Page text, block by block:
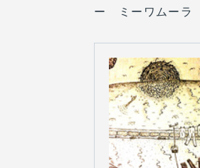
ー ミーワムー